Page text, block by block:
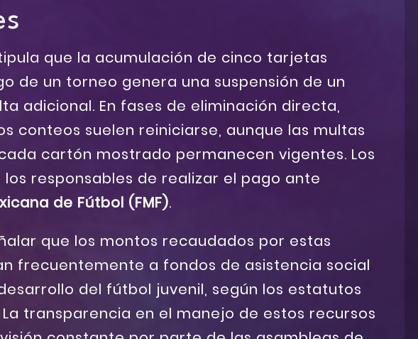
que la acumulación de cinco tarjetas
de un torneo genera una suspensión de un
adicional. En fases de eliminación directa,
conteos suelen reiniciarse, aunque las multas
cartón mostrado permanecen vigentes. Los
los responsables de realizar el pago ante
de Fútbol (FMF).
que los montos recaudados por estas
frecuentemente a fondos de asistencia social
del fútbol juvenil, según los estatutos
transparencia en el manejo de estos recursos